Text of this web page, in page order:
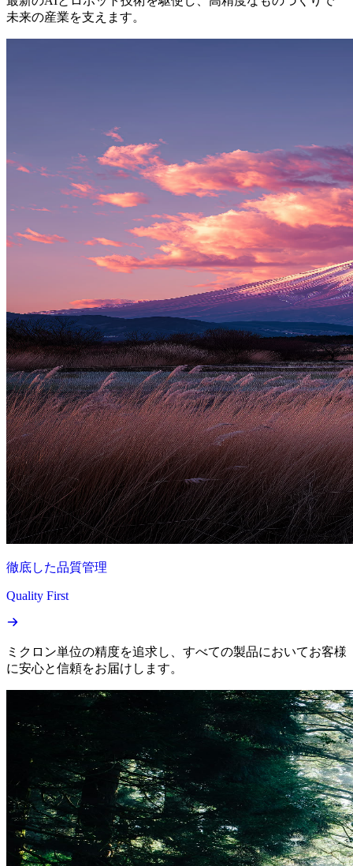
未来の産業を支えます。
徹底した品質管理
Quality First
ミクロン単位の精度を追求し、すべての製品においてお客様
に安心と信頼をお届けします。